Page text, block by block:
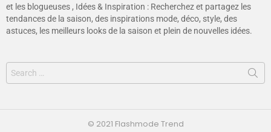
et les blogueuses , Idées & Inspiration : Recherchez et partagez les
tendances de la saison, des inspirations mode, déco, style, des
astuces, les meilleurs looks de la saison et plein de nouvelles idées.
© 2021 Flashmode Trend